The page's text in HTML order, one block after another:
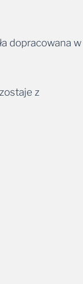
dopracowana w
z